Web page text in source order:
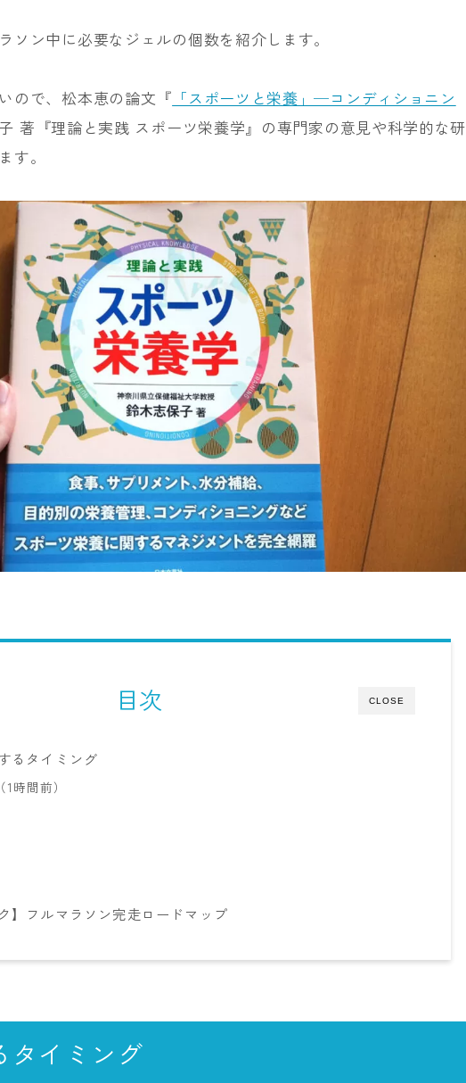
ソン中に必要なジェルの個数を紹介します。
ので、松本恵の論文『 「スポーツと栄養」─コンディショニン
著『理論と実践 スポーツ栄養学』の専門家の意見や科学的な研
す。
CLOSE
目次
るタイミング
時間前）
】フルマラソン完走ロードマップ
タイミング